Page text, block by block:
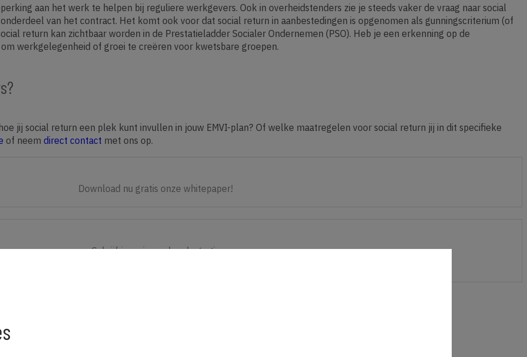
aan het werk te helpen bij reguliere werkgevers. Ook in overheidstenders zie je steeds vaker de vraag naar social
van het contract. Het komt ook voor dat social return in aanbestedingen is opgenomen als gunningscriterium (of
return kan zichtbaar worden in de Prestatieladder Socialer Ondernemen (PSO). Heb je een erkenning op de
werkgelegenheid of groei te creëren voor kwetsbare groepen.
jij social return een plek kunt invullen in jouw EMVI-plan? Of welke maatregelen voor social return jij in dit specifieke
of neem direct contact met ons op.
Download nu gratis onze whitepaper!
Schrijf je nu in en doe de gratis